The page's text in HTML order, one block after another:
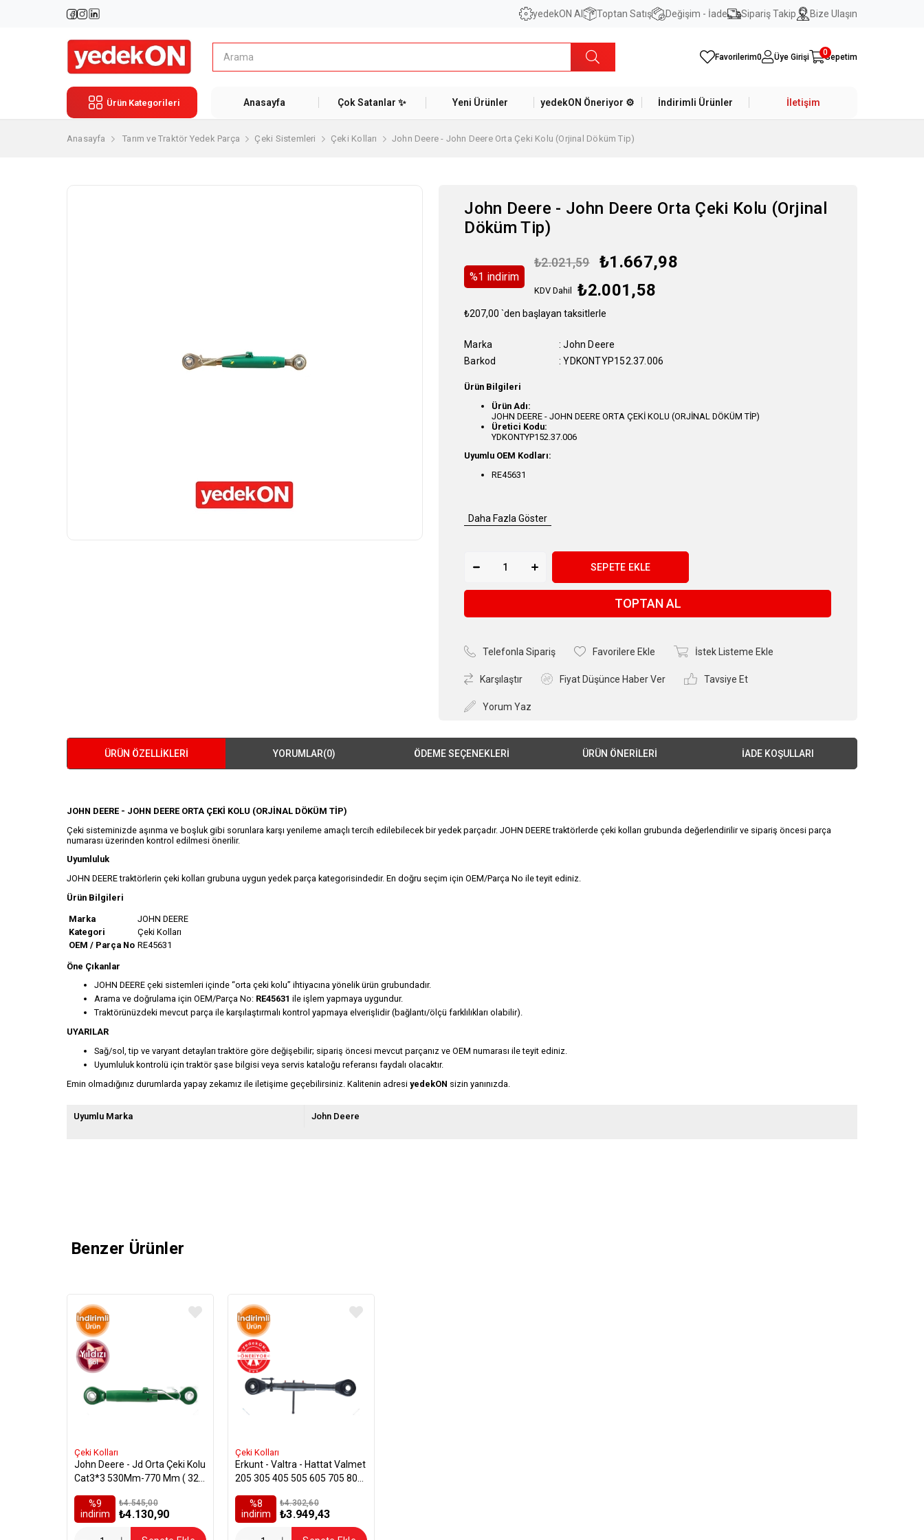
yedekON AI Toptan Satış Değişim - İade Sipariş Takip Bize Ulaşın
Favorilerim0 Üye Girişi Sepetim
0
Ürün Kategorileri Anasayfa Çok Satanlar ✨ Yeni Ürünler yedekON Öneriyor ⚙️ İndirimli Ürünler İletişim
Anasayfa Tarım ve Traktör Yedek Parça Çeki Sistemleri Çeki Kolları John Deere - John Deere Orta Çeki Kolu (Orjinal Döküm Tip)
John Deere - John Deere Orta Çeki Kolu (Orjinal
Döküm Tip)
%1 i̇ndirim
₺2.021,59 ₺1.667,98
KDV Dahil ₺2.001,58
₺207,00 `den başlayan taksitlerle
Marka : John Deere
Barkod
: YDKONTYP152.37.006
Ürün Bilgileri
Ürün Adı:
JOHN DEERE - JOHN DEERE ORTA ÇEKİ KOLU (ORJİNAL DÖKÜM TİP)
Üretici Kodu:
YDKONTYP152.37.006
Uyumlu OEM Kodları:
RE45631
Daha Fazla Göster
TOPTAN AL
Telefonla Sipariş Favorilere Ekle İstek Listeme Ekle
Karşılaştır Fiyat Düşünce Haber Ver Tavsiye Et
Yorum Yaz
ÜRÜN ÖZELLIKLERI YORUMLAR(0) ÖDEME SEÇENEKLERI ÜRÜN ÖNERILERI İADE KOŞULLARI
JOHN DEERE - JOHN DEERE ORTA ÇEKİ KOLU (ORJİNAL DÖKÜM TİP)
Çeki sisteminizde aşınma ve boşluk gibi sorunlara karşı yenileme amaçlı tercih edilebilecek bir yedek parçadır. JOHN DEERE traktörlerde çeki kolları grubunda değerlendirilir ve sipariş öncesi parça
numarası üzerinden kontrol edilmesi önerilir.
Uyumluluk
JOHN DEERE traktörlerin çeki kolları grubuna uygun yedek parça kategorisindedir. En doğru seçim için OEM/Parça No ile teyit ediniz.
Ürün Bilgileri
Marka
JOHN DEERE
Kategori
Çeki Kolları
OEM / Parça No RE45631
Öne Çıkanlar
JOHN DEERE çeki sistemleri içinde “orta çeki kolu” ihtiyacına yönelik ürün grubundadır.
Arama ve doğrulama için OEM/Parça No: RE45631 ile işlem yapmaya uygundur.
Traktörünüzdeki mevcut parça ile karşılaştırmalı kontrol yapmaya elverişlidir (bağlantı/ölçü farklılıkları olabilir).
UYARILAR
Sağ/sol, tip ve varyant detayları traktöre göre değişebilir; sipariş öncesi mevcut parçanız ve OEM numarası ile teyit ediniz.
Uyumluluk kontrolü için traktör şase bilgisi veya servis kataloğu referansı faydalı olacaktır.
Emin olmadığınız durumlarda yapay zekamız ile iletişime geçebilirsiniz. Kalitenin adresi yedekON sizin yanınızda.
Uyumlu Marka John Deere
Benzer Ürünler
Çeki Kolları
John Deere - Jd Orta Çeki Kolu
Cat3*3 530Mm-770 Mm ( 32
%9
i̇ndirim
₺4.130,90
₺4.545,00
Çeki Kolları
Erkunt - Valtra - Hattat Valmet
205 305 405 505 605 705 805
Cat 3*2
%8
i̇ndirim
₺3.949,43
₺4.302,60